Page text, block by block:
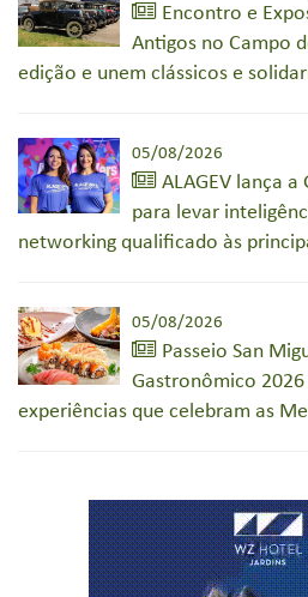
Encontro e
Antigos no Campo
edição e unem clássicos e
05/08/2026
ALAGEV lança
para levar
networking qualificado às
05/08/2026
Passeio San
Gastronômico
experiências que celebram as